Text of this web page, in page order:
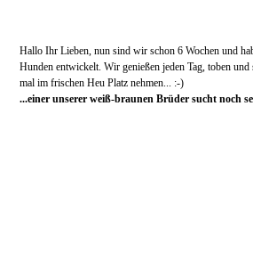
Hallo Ihr Lieben, nun sind wir schon 6 Wochen und
Hunden entwickelt. Wir genießen jeden Tag, toben
mal im frischen Heu Platz nehmen... :-)
...einer unserer weiß-braunen Brüder sucht noch